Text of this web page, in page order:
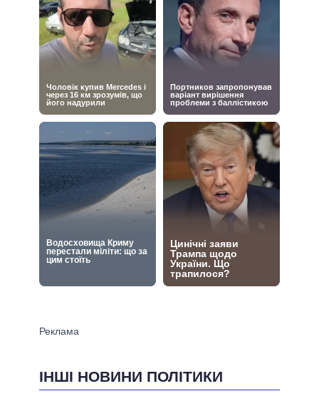
ІНШІ НОВИНИ ПОЛІТИКИ